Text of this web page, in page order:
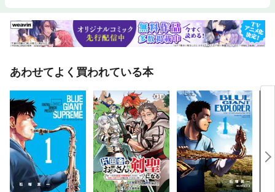
あわせてよく買われている本